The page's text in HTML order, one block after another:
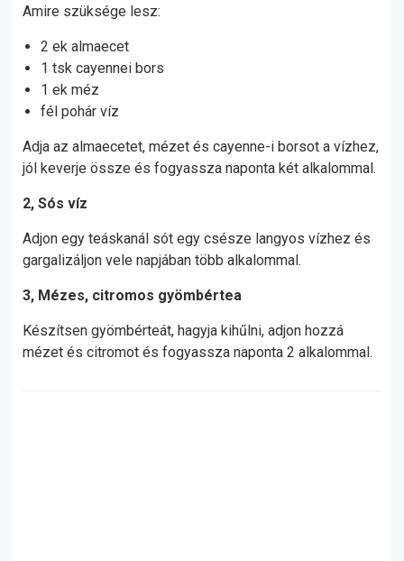
Amire szüksége lesz:
2 ek almaecet
1 tsk cayennei bors
1 ek méz
fél pohár víz
Adja az almaecetet, mézet és cayenne-i borsot a vízhez,
jól keverje össze és fogyassza naponta két alkalommal.
2, Sós víz
Adjon egy teáskanál sót egy csésze langyos vízhez és
gargalizáljon vele napjában több alkalommal.
3, Mézes, citromos gyömbértea
Készítsen gyömbérteát, hagyja kihűlni, adjon hozzá
mézet és citromot és fogyassza naponta 2 alkalommal.